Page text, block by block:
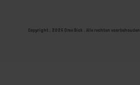
Copyright ; 2026 Ome Dick . Alle rechten voorbehouden